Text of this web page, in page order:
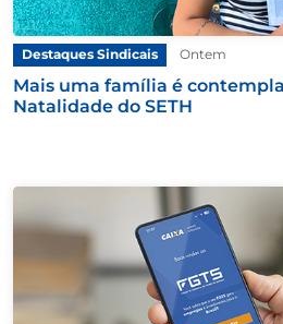
Destaques Sindicais Ontem
Mais uma família é
Natalidade do SETH